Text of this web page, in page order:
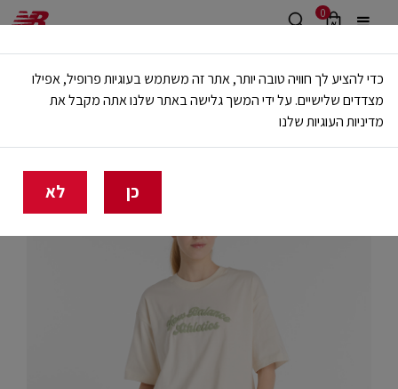
0
משלוח חינם מעל 499 ש"ח
🔥 20% הנחה על כל הביגוד באתר ובחנויות - לזמן מוגבל
בית נשים בגדים חולצות וגופיות
כדי להציע לך חוויה טובה יותר, אתר זה משתמש בעוגיות פרופיל, אפילו
מצדדים שלישיים. על ידי המשך גלישה באתר שלנו אתה מקבל את
מדיניות העוגיות שלנו
כן לא